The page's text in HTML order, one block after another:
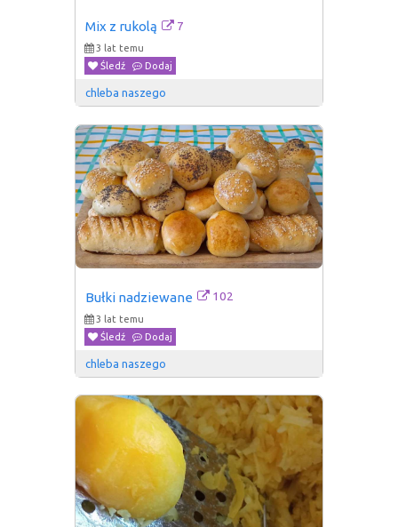
Mix z rukolą 7
3 lat temu
Śledź
Dodaj
chleba naszego
Bułki nadziewane 102
3 lat temu
Śledź
Dodaj
chleba naszego